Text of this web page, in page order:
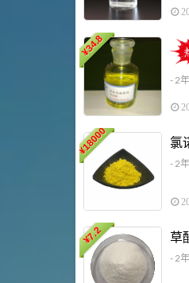
¥
34.8
- 2
¥
18000 氯
- 2
¥
7.2 草
- 2